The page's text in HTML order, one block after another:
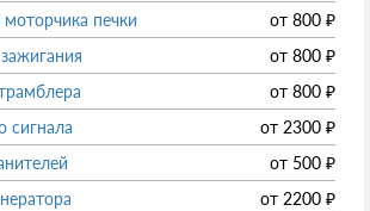
печки
от 800 ₽
от 800 ₽
от 800 ₽
сигнала
от 2300 ₽
от 500 ₽
от 2200 ₽